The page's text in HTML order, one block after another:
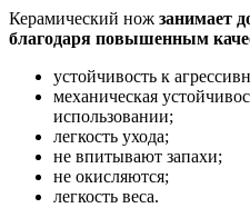
Керамический нож занимает
благодаря повышенным
устойчивость к
механическая
использовании;
легкость ухода;
не впитывают запахи;
не окисляются;
легкость веса.